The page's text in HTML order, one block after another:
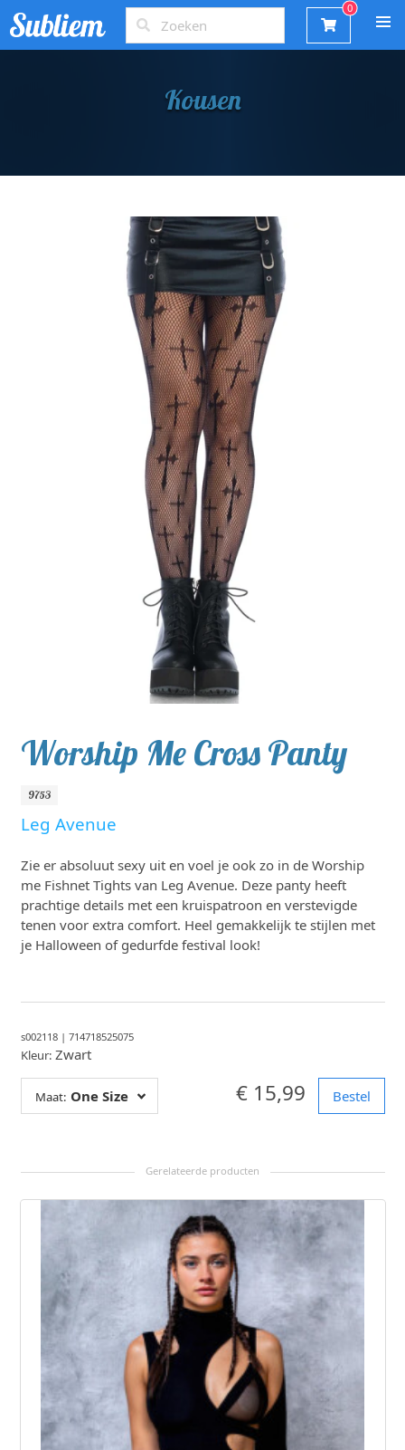
Kousen
Worship Me Cross Panty
9753
Leg Avenue
Zie er absoluut sexy uit en voel je ook zo in de Worship
me Fishnet Tights van Leg Avenue. Deze panty heeft
prachtige details met een kruispatroon en verstevigde
tenen voor extra comfort. Heel gemakkelijk te stijlen met
je Halloween of gedurfde festival look!
s002118 | 714718525075
Kleur: Zwart
Maat: One Size € 15,99 Bestel